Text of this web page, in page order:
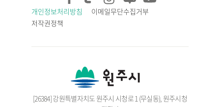
개인정보처리방침
이메일무단수집거부
저작권정책
[26384] 강원특별자치도 원주시 시청로 1 (무실동), 원주시청